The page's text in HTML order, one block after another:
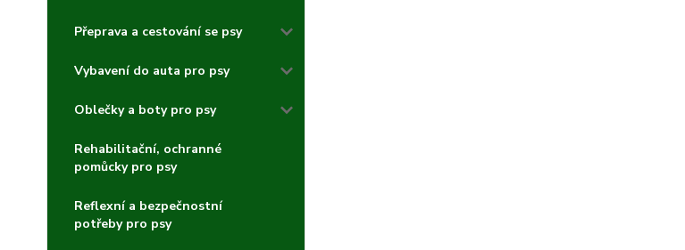
Přeprava a cestování se psy
Vybavení do auta pro psy
Oblečky a boty pro psy
Rehabilitační, ochranné
pomůcky pro psy
Reflexní a bezpečnostní
potřeby pro psy